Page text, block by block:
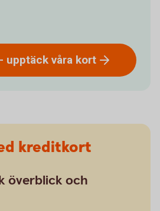
upptäck våra kort
kreditkort
överblick och